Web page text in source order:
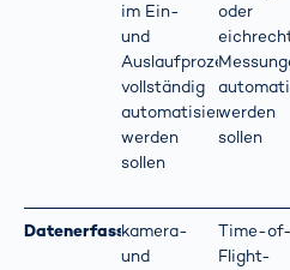
im Ein-
und
Auslaufprozess
vollständig
automatisiert
werden
sollen
oder
werden
sollen
Datenerfassungkamera-
und
Time-of-
Flight-